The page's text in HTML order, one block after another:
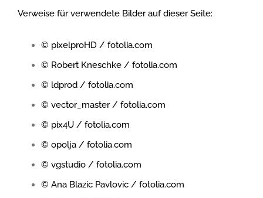
Verweise für verwendete Bilder auf dieser Seite:
© pixelproHD / fotolia.com
© Robert Kneschke / fotolia.com
© ldprod / fotolia.com
© vector_master / fotolia.com
© pix4U / fotolia.com
© opolja / fotolia.com
© vgstudio / fotolia.com
© Ana Blazic Pavlovic / fotolia.com